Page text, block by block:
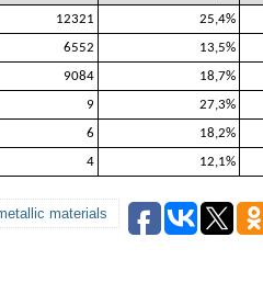
12321 25,4%
6552 13,5%
9084 18,7%
9 27,3%
6 18,2%
4 12,1%
materials